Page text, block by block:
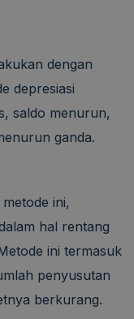
dengan
depresiasi
saldo menurun,
ganda.
metode ini,
hal rentang
ini termasuk
penyusutan
berkurang.